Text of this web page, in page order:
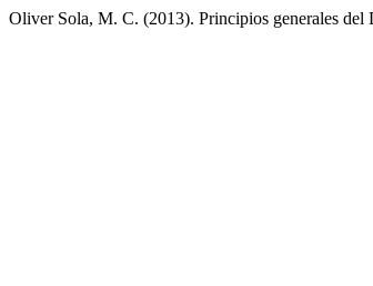
Oliver Sola, M. C. (2013). Principios generales del